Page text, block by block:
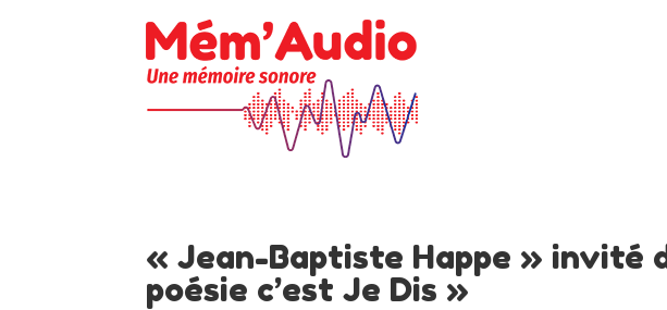
« Jean-Baptiste Happe » invité
poésie c’est Je Dis »